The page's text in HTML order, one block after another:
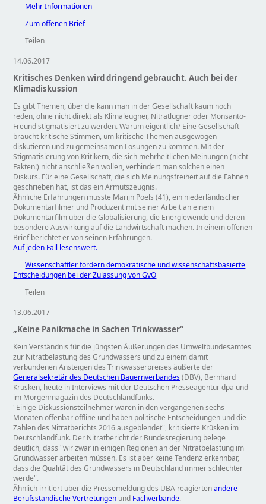
Mehr Informationen
Zum offenen Brief
Teilen
14.06.2017
Kritisches Denken wird dringend gebraucht. Auch bei der
Klimadiskussion
Es gibt Themen, über die kann man in der Gesellschaft kaum noch
reden, ohne nicht direkt als Klimaleugner, Nitratlügner oder Monsanto-
Freund stigmatisiert zu werden. Warum eigentlich? Eine Gesellschaft
braucht kritische Stimmen, um kritische Themen ausgewogen
diskutieren und zu gemeinsamen Lösungen zu kommen. Mit der
Stigmatisierung von Kritikern, die sich mehrheitlichen Meinungen (nicht
Fakten!) nicht anschließen wollen, verhindert man solchen einen
Diskurs. Für eine Gesellschaft, die sich Meinungsfreiheit auf die Fahnen
geschrieben hat, ist das ein Armutszeugnis.
Ähnliche Erfahrungen musste Marijn Poels (41), ein niederländischer
Dokumentarfilmer und Produzent mit seiner Arbeit an einem
Dokumentarfilm über die Globalisierung, die Energiewende und deren
besondere Auswirkung auf die Landwirtschaft machen. In einem offenen
Brief berichtet er von seinen Erfahrungen.
Auf jeden Fall lesenswert.
Wissenschaftler fordern demokratische und wissenschaftsbasierte
Entscheidungen bei der Zulassung von GvO
Teilen
13.06.2017
„Keine Panikmache in Sachen Trinkwasser“
Kein Verständnis für die jüngsten Äußerungen des Umweltbundesamtes
zur Nitratbelastung des Grundwassers und zu einem damit
verbundenen Ansteigen des Trinkwasserpreises äußerte der
Generalsekretär des Deutschen Bauernverbandes(DBV), Bernhard
Krüsken, heute in Interviews mit der Deutschen Presseagentur dpa und
im Morgenmagazin des Deutschlandfunks.
Einige Diskussionsteilnehmer waren in den vergangenen sechs
Monaten offenbar offline und haben politische Entscheidungen und die
Zahlen des Nitratberichts 2016 ausgeblendet , kritisierte Krüsken im
Deutschlandfunk. Der Nitratbericht der Bundesregierung belege
deutlich, dass wir zwar in einigen Regionen an der Nitratbelastung im
Grundwasser arbeiten müssen. Es ist aber keine Tendenz erkennbar,
dass die Qualität des Grundwassers in Deutschland immer schlechter
werde .
Ähnlich irritiert über die Pressemeldung des UBA reagiertenandere
Berufsständische Vertretungen und Fachverbände.